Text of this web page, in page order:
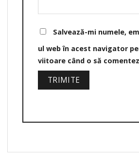
Salvează-mi numele,
ul web în acest navigator
viitoare când o să